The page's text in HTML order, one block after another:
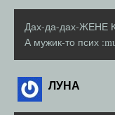
Дах-да-дах-ЖЕНЕ
А мужик-то псих
ЛУНА